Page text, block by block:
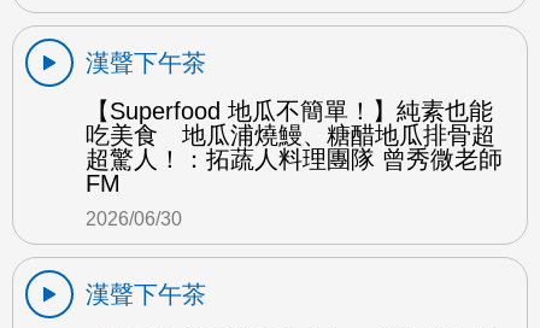
漢聲下午茶
【Superfood 地瓜不簡單！】純素也能
吃美食 地瓜浦燒鰻、糖醋地瓜排骨超
超驚人！：拓蔬人料理團隊 曾秀微老師
FM
2026/06/30
漢聲下午茶